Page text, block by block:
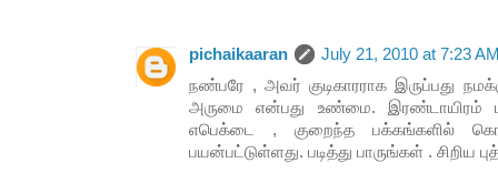
pichaikaaran
July 21, 2010 at 7:23
நண்பரே , அவர் குடிகாரராக இருப்பது
அருமை என்பது உண்மை. இரண்டாயிரம்
எபெக்டை , குறைந்த பக்கங்களில்
பயன்பட்டுள்ளது. படித்து பாருங்கள் . சிறிய